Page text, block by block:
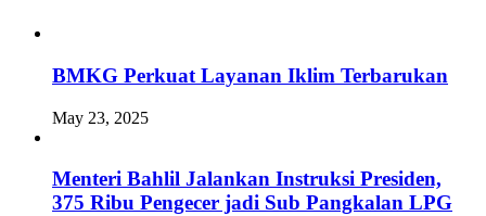
BMKG Perkuat Layanan Iklim Terbarukan
May 23, 2025
Menteri Bahlil Jalankan Instruksi Presiden,
375 Ribu Pengecer jadi Sub Pangkalan LPG